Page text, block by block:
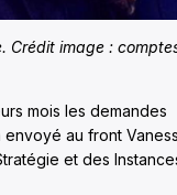
Crédit image :
mois les demandes
envoyé au front
et des